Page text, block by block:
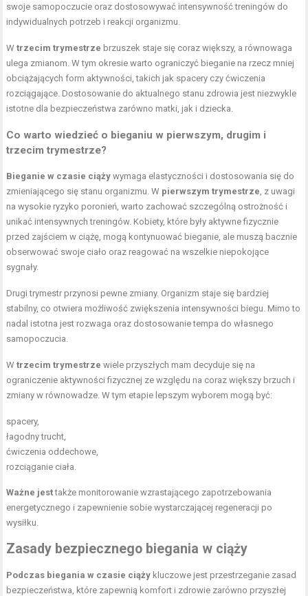
swoje samopoczucie oraz dostosowywać intensywność treningów do
indywidualnych potrzeb i reakcji organizmu.
Wtrzecim trymestrze brzuszek staje się coraz większy, a równowaga
ulega zmianom. W tym okresie warto ograniczyć bieganie na rzecz mniej
obciążających form aktywności, takich jak spacery czy ćwiczenia
rozciągające. Dostosowanie do aktualnego stanu zdrowia jest niezwykle
istotne dla bezpieczeństwa zarówno matki, jak i dziecka.
Co warto wiedzieć o bieganiu w pierwszym, drugim i
trzecim trymestrze?
Bieganie w czasie ciąży wymaga elastyczności i dostosowania się do
zmieniającego się stanu organizmu. W pierwszym trymestrze , z uwagi
na wysokie ryzyko poronień, warto zachować szczególną ostrożność i
unikać intensywnych treningów. Kobiety, które były aktywne fizycznie
przed zajściem w ciążę, mogą kontynuować bieganie, ale muszą bacznie
obserwować swoje ciało oraz reagować na wszelkie niepokojące
sygnały.
Drugi trymestr przynosi pewne zmiany. Organizm staje się bardziej
stabilny, co otwiera możliwość zwiększenia intensywności biegu. Mimo to
nadal istotna jest rozwaga oraz dostosowanie tempa do własnego
samopoczucia.
Wtrzecim trymestrze wiele przyszłych mam decyduje się na
ograniczenie aktywności fizycznej ze względu na coraz większy brzuch i
zmiany w równowadze. W tym etapie lepszym wyborem mogą być:
spacery,
łagodny trucht,
ćwiczenia oddechowe,
rozciąganie ciała.
Ważne jesttakże monitorowanie wzrastającego zapotrzebowania
energetycznego i zapewnienie sobie wystarczającej regeneracji po
wysiłku.
Zasady bezpiecznego biegania w ciąży
Podczas biegania w czasie ciąży kluczowe jest przestrzeganie zasad
bezpieczeństwa, które zapewnią komfort i zdrowie zarówno przyszłej